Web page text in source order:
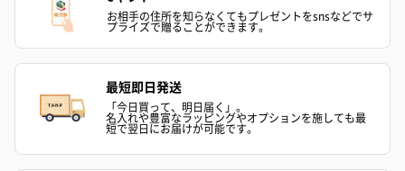
ト【ありがとう】
（1,100円）
ドクリーム（ピンクグ
レープフルーツ）
（2,145円）
ドクリーム（
ッシュローズ
円）
リラックスグッズ
お相手の住所を知らなくてもプレゼントをsnsなどでサ
プライズで贈ることができます。
最短即日発送
「今日買って、明日届く」。
名入れや豊富なラッピングやオプションを施しても最
短で翌日にお届けが可能です。